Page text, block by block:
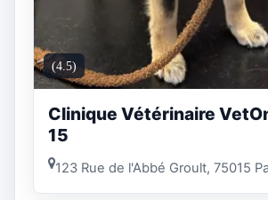
(4.5)
Clinique Vétérinaire
15
123 Rue de l'Abbé Groult, 75015